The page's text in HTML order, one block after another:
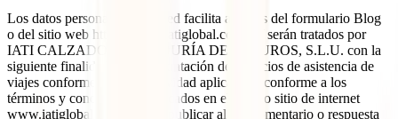
Los datos personales que usted facilita a través del formulario Blog
o del sitio web https://www.iatiglobal.com/pe/ serán tratados por
IATI CALZADO CORREDURÍA DE SEGUROS, S.L.U. con la
siguiente finalidad: (i) la contratación de servicios de asistencia de
viajes conforme a la normatividad aplicable y conforme a los
términos y condiciones publicados en el mismo sitio de internet
www.iatiglobal.com/pe/; (ii) publicar algún comentario o respuesta